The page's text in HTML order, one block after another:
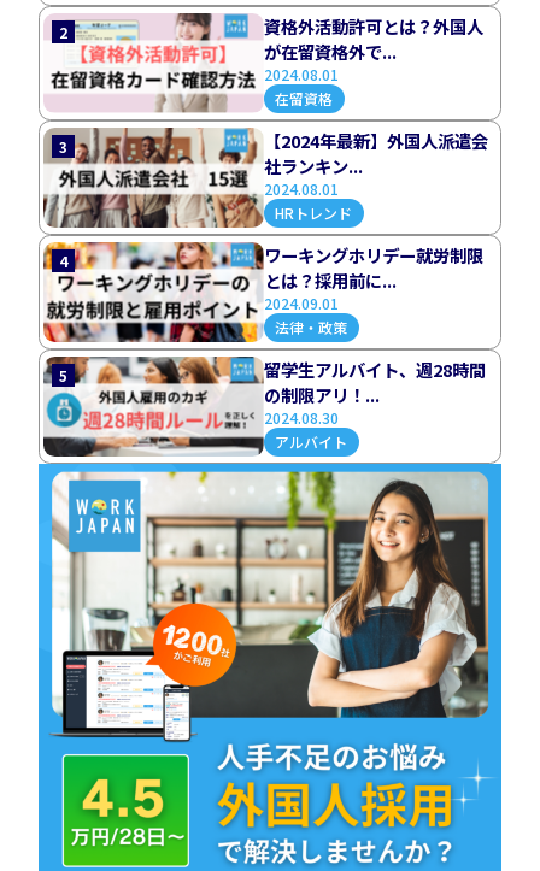
2
資格外活動許可とは？外国人
が在留資格外で...
2024.08.01
在留資格
3
【2024年最新】外国人派遣会
社ランキン...
2024.08.01
HRトレンド
4
ワーキングホリデー就労制限
とは？採用前に...
2024.09.01
法律・政策
5
留学生アルバイト、週28時間
の制限アリ！...
2024.08.30
アルバイト